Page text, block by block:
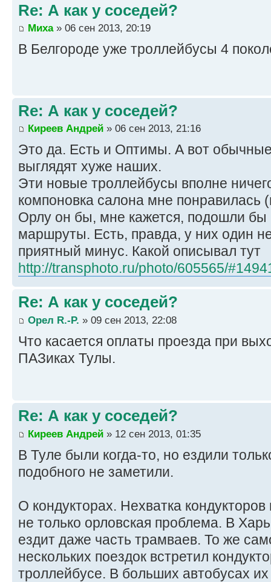
Re: А как у соседей?
Миха» 06 сен 2013, 20:19
В Белгороде уже троллейбусы 4
Re: А как у соседей?
Киреев Андрей » 06 сен 2013, 21:16
Это да. Есть и Оптимы. А вот
выглядят хуже наших.
Эти новые троллейбусы вполне
компоновка салона мне понравилась
Орлу он бы, мне кажется, подошли
маршруты. Есть, правда, у них один
приятный минус. Какой описывал тут
http://transphoto.ru/photo/605565/
Re: А как у соседей?
Орел R.-P. » 09 сен 2013, 22:08
Что касается оплаты проезда при
ПАЗиках Тулы.
Re: А как у соседей?
Киреев Андрей » 12 сен 2013, 01:35
В Туле были когда-то, но ездили
подобного не заметили.
О кондукторах. Нехватка
не только орловская проблема. В
ездит даже часть трамваев. То же
нескольких поездок встретил
троллейбусе. В больших автобусах